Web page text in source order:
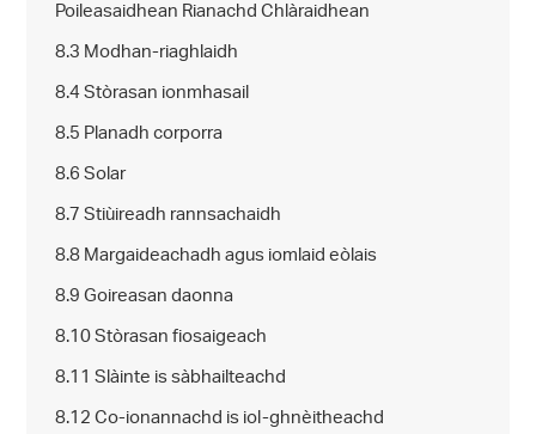
Poileasaidhean Rianachd Chlàraidhean
8.3 Modhan-riaghlaidh
8.4 Stòrasan ionmhasail
8.5 Planadh corporra
8.6 Solar
8.7 Stiùireadh rannsachaidh
8.8 Margaideachadh agus iomlaid eòlais
8.9 Goireasan daonna
8.10 Stòrasan fiosaigeach
8.11 Slàinte is sàbhailteachd
8.12 Co-ionannachd is iol-ghnèitheachd